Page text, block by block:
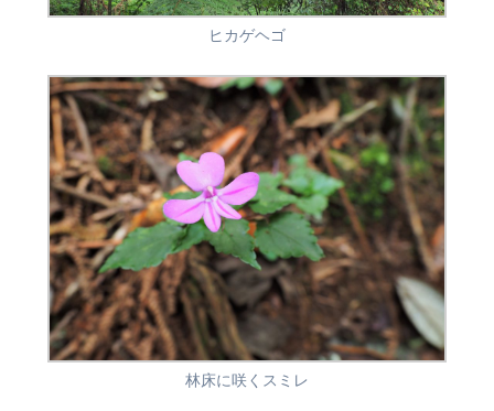
ヒカゲヘゴ
林床に咲くスミレ